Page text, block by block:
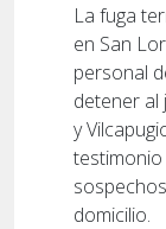
La fuga
en San
personal
detener al
y
domicilio.